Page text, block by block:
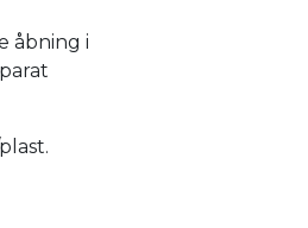
åbning i